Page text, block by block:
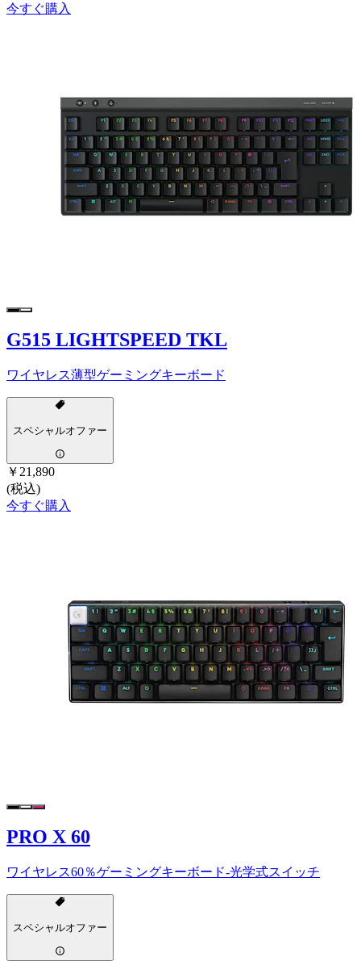
今すぐ購入
G515 LIGHTSPEED TKL
ワイヤレス薄型ゲーミングキーボード
スペシャルオファー
￥21,890
(税込)
今すぐ購入
PRO X 60
ワイヤレス60％ゲーミングキーボード-光学式スイッチ
スペシャルオファー